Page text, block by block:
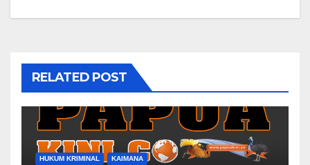
RELATED POST
HUKUM KRIMINAL KAIMANA